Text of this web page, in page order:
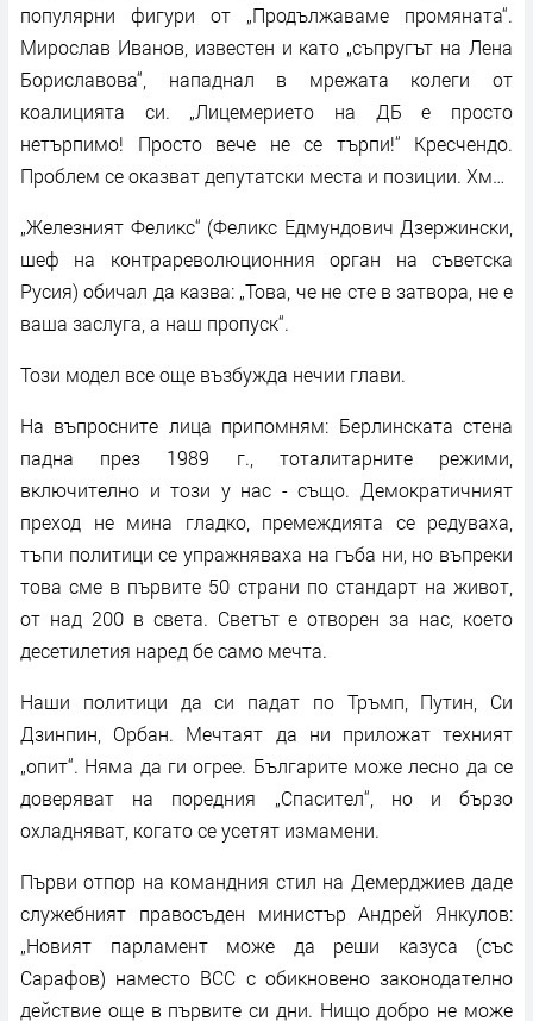
популярни фигури от „Продължаваме промяната“.
Мирослав Иванов, известен и като „съпругът на Лена
Бориславова“, нападнал в мрежата колеги от
коалицията си. „Лицемерието на ДБ е просто
нетърпимо! Просто вече не се търпи!“ Кресчендо.
Проблем се оказват депутатски места и позиции. Хм…
„Железният Феликс“ (Феликс Едмундович Дзержински,
шеф на контрареволюционния орган на съветска
Русия) обичал да казва: „Това, че не сте в затвора, не е
ваша заслуга, а наш пропуск“.
Този модел все още възбужда нечии глави.
На въпросните лица припомням: Берлинската стена
падна през 1989 г., тоталитарните режими,
включително и този у нас - също. Демократичният
преход не мина гладко, премеждията се редуваха,
тъпи политици се упражняваха на гъба ни, но въпреки
това сме в първите 50 страни по стандарт на живот,
от над 200 в света. Светът е отворен за нас, което
десетилетия наред бе само мечта.
Наши политици да си падат по Тръмп, Путин, Си
Дзинпин, Орбан. Мечтаят да ни приложат техният
„опит“. Няма да ги огрее. Българите може лесно да се
доверяват на поредния „Спасител“, но и бързо
охладняват, когато се усетят измамени.
Първи отпор на командния стил на Демерджиев даде
служебният правосъден министър Андрей Янкулов:
„Новият парламент може да реши казуса (със
Сарафов) наместо ВСС с обикновено законодателно
действие още в първите си дни. Нищо добро не може